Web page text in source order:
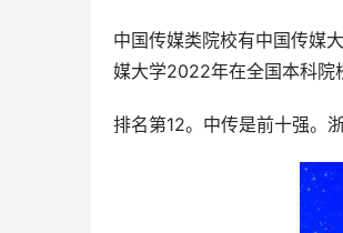
中国传媒类院校有中国传媒
媒大学2022年在全国本科院
排名第12。中传是前十强。